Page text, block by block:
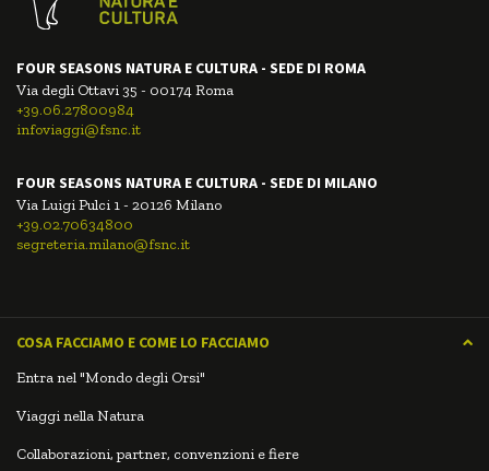
FOUR SEASONS NATURA E CULTURA - SEDE DI ROMA
Via degli Ottavi 35 - 00174 Roma
+39.06.27800984
infoviaggi@fsnc.it
FOUR SEASONS NATURA E CULTURA - SEDE DI MILANO
Via Luigi Pulci 1 - 20126 Milano
+39.02.70634800
segreteria.milano@fsnc.it
COSA FACCIAMO E COME LO FACCIAMO
Entra nel "Mondo degli Orsi"
Viaggi nella Natura
Collaborazioni, partner, convenzioni e fiere